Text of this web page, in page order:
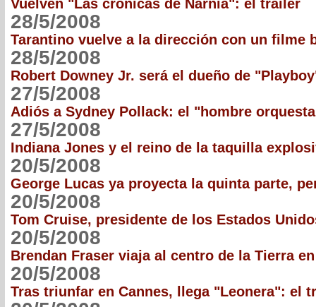
Vuelven "Las crónicas de Narnia": el trailer
28/5/2008
Tarantino vuelve a la dirección con un filme
28/5/2008
Robert Downey Jr. será el dueño de
27/5/2008
Adiós a Sydney Pollack: el "hombre
27/5/2008
Indiana Jones y el reino de la taquilla
20/5/2008
George Lucas ya proyecta la quinta parte,
20/5/2008
Tom Cruise, presidente de los Estados
20/5/2008
Brendan Fraser viaja al centro de la Tierra
20/5/2008
Tras triunfar en Cannes, llega "Leonera": el